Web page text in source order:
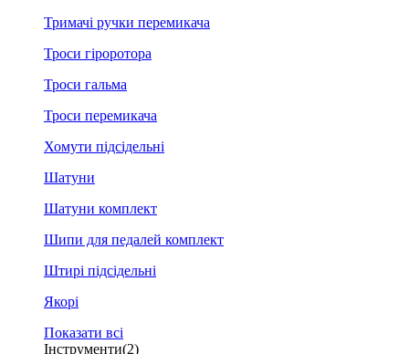
Тримачі ручки перемикача
Троси гіроротора
Троси гальма
Троси перемикача
Хомути підсідельні
Шатуни
Шатуни комплект
Шипи для педалей комплект
Штирі підсідельні
Якорі
Показати всі
Інструменти(2)